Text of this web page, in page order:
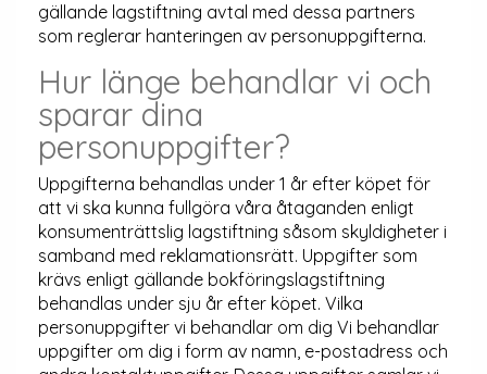
gällande lagstiftning avtal med dessa partners
som reglerar hanteringen av personuppgifterna.
Hur länge behandlar vi och
sparar dina
personuppgifter?
Uppgifterna behandlas under 1 år efter köpet för
att vi ska kunna fullgöra våra åtaganden enligt
konsumenträttslig lagstiftning såsom skyldigheter i
samband med reklamationsrätt. Uppgifter som
krävs enligt gällande bokföringslagstiftning
behandlas under sju år efter köpet. Vilka
personuppgifter vi behandlar om dig Vi behandlar
uppgifter om dig i form av namn, e-postadress och